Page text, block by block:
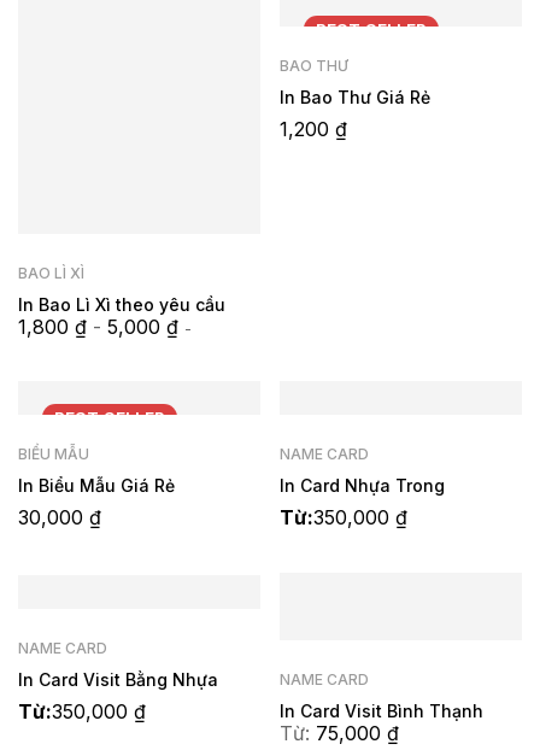
BAO LÌ XÌ
In Bao Lì Xì theo yêu cầu
1,800 ₫ - 5,000 ₫ -
BESTSELLER
BAO THƯ
In Bao Thư Giá Rẻ
1,200 ₫
BESTSELLER
BIỂU MẪU
In Biểu Mẫu Giá Rẻ
30,000 ₫
NAME CARD
In Card Nhựa Trong
Từ:350,000 ₫
NAME CARD
In Card Visit Bằng Nhựa
Từ:350,000 ₫
NAME CARD
In Card Visit Bình Thạnh
Từ: 75,000 ₫